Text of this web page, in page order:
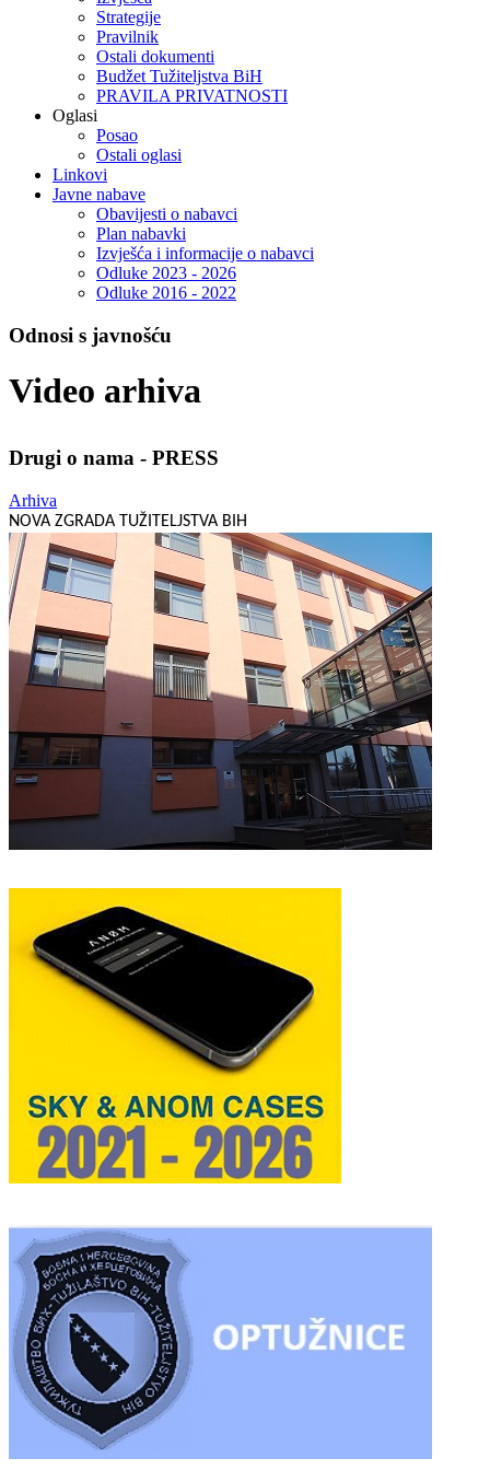
Strategije
Pravilnik
Ostali dokumenti
Budžet Tužiteljstva BiH
PRAVILA PRIVATNOSTI
Oglasi
Posao
Ostali oglasi
Linkovi
Javne nabave
Obavijesti o nabavci
Plan nabavki
Izvješća i informacije o nabavci
Odluke 2023 - 2026
Odluke 2016 - 2022
Odnosi s javnošću
Video arhiva
Drugi o nama - PRESS
Arhiva
NOVA ZGRADA TUŽITELJSTVA BIH